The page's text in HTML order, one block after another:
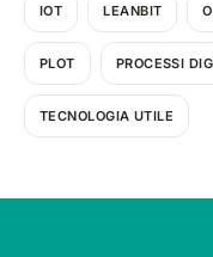
IOT LEANBIT
PLOT PROCESSI
TECNOLOGIA UTILE